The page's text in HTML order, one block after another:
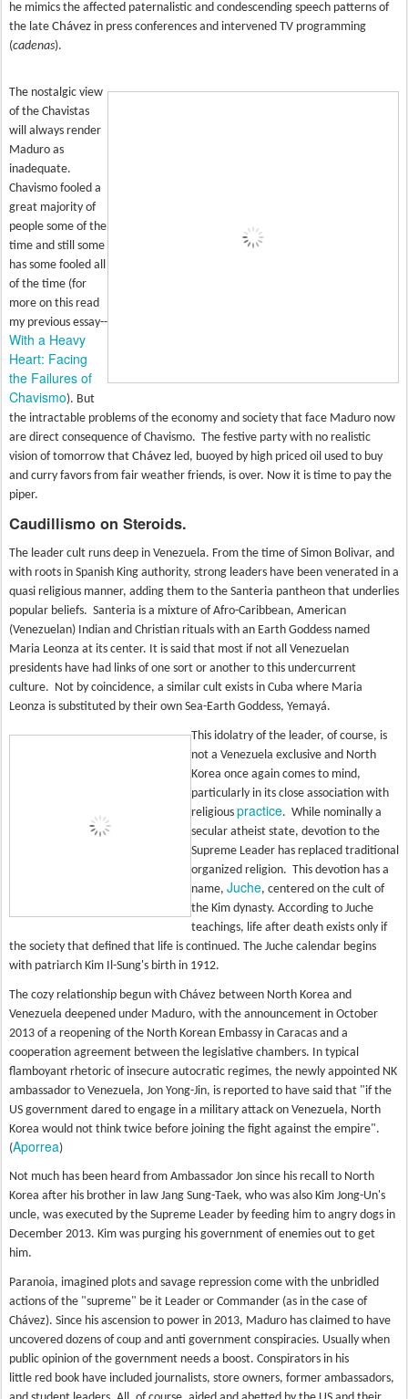
he mimics the affected paternalistic and condescending speech patterns of
the late Chávez in press conferences and intervened TV programming
(cadenas).
The nostalgic view
of the Chavistas
will always render
Maduro as
inadequate.
Chavismo fooled a
great majority of
people some of the
time and still some
has some fooled all
of the time (for
more on this read
my previous essay--
With a Heavy
Heart: Facing
the Failures of
Chavismo). But
the intractable problems of the economy and society that face Maduro now
are direct consequence of Chavismo. The festive party with no realistic
vision of tomorrow that Chávez led, buoyed by high priced oil used to buy
and curry favors from fair weather friends, is over. Now it is time to pay the
piper.
Caudillismo on Steroids.
The leader cult runs deep in Venezuela. From the time of Simon Bolivar, and
with roots in Spanish King authority, strong leaders have been venerated in a
quasi religious manner, adding them to the Santeria pantheon that underlies
popular beliefs. Santeria is a mixture of Afro-Caribbean, American
(Venezuelan) Indian and Christian rituals with an Earth Goddess named
Maria Leonza at its center. It is said that most if not all Venezuelan
presidents have had links of one sort or another to this undercurrent
culture. Not by coincidence, a similar cult exists in Cuba where Maria
Leonza is substituted by their own Sea-Earth Goddess, Yemayá.
This idolatry of the leader, of course, is
not a Venezuela exclusive and North
Korea once again comes to mind,
particularly in its close association with
religious practice. While nominally a
secular atheist state, devotion to the
Supreme Leader has replaced traditional
organized religion. This devotion has a
name, Juche, centered on the cult of
the Kim dynasty. According to Juche
teachings, life after death exists only if
the society that defined that life is continued. The Juche calendar begins
with patriarch Kim Il-Sung's birth in 1912.
The cozy relationship begun with Chávez between North Korea and
Venezuela deepened under Maduro, with the announcement in October
2013 of a reopening of the North Korean Embassy in Caracas and a
cooperation agreement between the legislative chambers. In typical
flamboyant rhetoric of insecure autocratic regimes, the newly appointed NK
ambassador to Venezuela, Jon Yong-Jin, is reported to have said that "if the
US government dared to engage in a military attack on Venezuela, North
Korea would not think twice before joining the fight against the empire".
(Aporrea)
Not much has been heard from Ambassador Jon since his recall to North
Korea after his brother in law Jang Sung-Taek, who was also Kim Jong-Un's
uncle, was executed by the Supreme Leader by feeding him to angry dogs in
December 2013. Kim was purging his government of enemies out to get
him.
Paranoia, imagined plots and savage repression come with the unbridled
actions of the "supreme" be it Leader or Commander (as in the case of
Chávez). Since his ascension to power in 2013, Maduro has claimed to have
uncovered dozens of coup and anti government conspiracies. Usually when
public opinion of the government needs a boost. Conspirators in his
little red book have included journalists, store owners, former ambassadors,